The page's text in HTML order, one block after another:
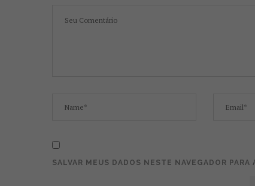
SALVAR MEUS DADOS NESTE NAVEGADOR